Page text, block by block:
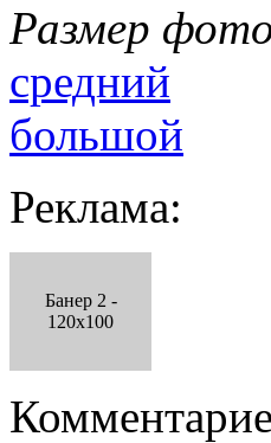
Размер
средний
большой
Реклама:
Банер 2 -
120x100